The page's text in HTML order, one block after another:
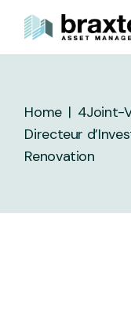
content
Home 4Joint-
Directeur
Renovation